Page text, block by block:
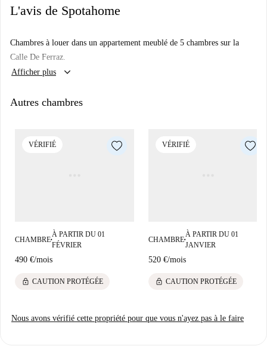
L'avis de Spotahome
Chambres à louer dans un appartement meublé de 5 chambres sur la
Calle De Ferraz.
Afficher plus
keyboard_arrow_down
Autres chambres
VÉRIFIÉ
CHAMBRE■
À PARTIR DU 01
FÉVRIER
490 €/mois
lock CAUTION PROTÉGÉE
VÉRIFIÉ
CHAMBRE■
À PARTIR DU 01
JANVIER
520 €/mois
lock CAUTION PROTÉGÉE
Nous avons vérifié cette propriété pour que vous n'ayez pas à le faire